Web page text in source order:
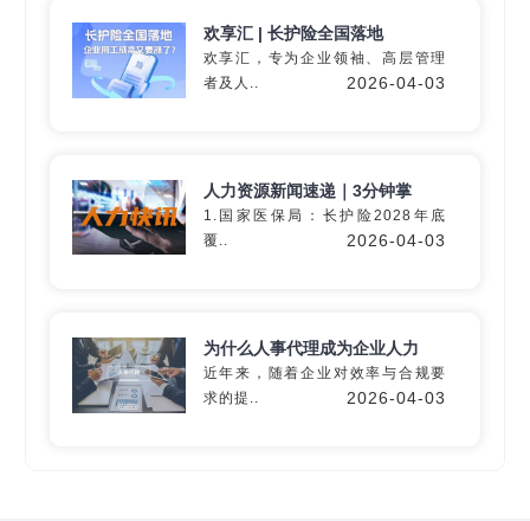
深入60+细分行业
精准匹配专业灵活用工
解决方
欢享汇 | 长护险全国落地
欢享汇，专为企业领袖、高层管理
者及人..
2026-04-03
人力资源新闻速递｜3分钟掌
1.国家医保局：长护险2028年底
覆..
2026-04-03
为什么人事代理成为企业人力
近年来，随着企业对效率与合规要
求的提..
2026-04-03